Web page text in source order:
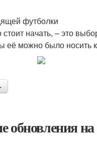
футболки
стоит начать, – это
её можно было носить
обновления на